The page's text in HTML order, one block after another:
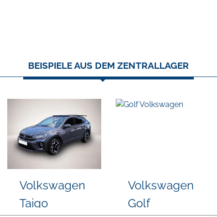
BEISPIELE AUS DEM ZENTRALLAGER
Skoda